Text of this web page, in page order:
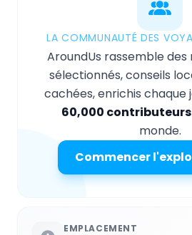
LA COMMUNAUTÉ DES
AroundUs rassemble des
sélectionnés, conseils
cachées, enrichis chaque
60,000 contributeurs
monde.
Commencer
EMPLACEMENT